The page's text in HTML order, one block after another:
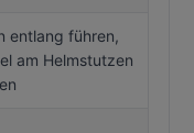
entlang führen,
am Helmstutzen